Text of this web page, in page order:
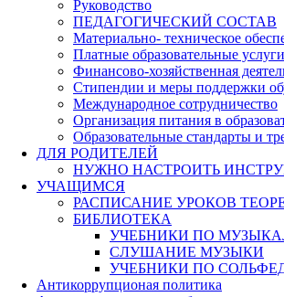
Руководство
ПЕДАГОГИЧЕСКИЙ СОСТАВ
Материально- техническое
Платные образовательные услуги
Финансово-хозяйственная
Стипендии и меры поддержки
Международное сотрудничество
Организация питания в
Образовательные стандарты и
ДЛЯ РОДИТЕЛЕЙ
НУЖНО НАСТРОИТЬ
УЧАЩИМСЯ
РАСПИСАНИЕ УРОКОВ
БИБЛИОТЕКА
УЧЕБНИКИ ПО
СЛУШАНИЕ МУЗЫКИ
УЧЕБНИКИ ПО
Антикоррупционая политика